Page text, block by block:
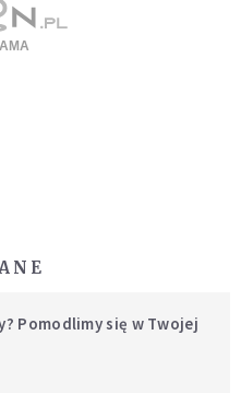
Pomodlimy się w Twojej